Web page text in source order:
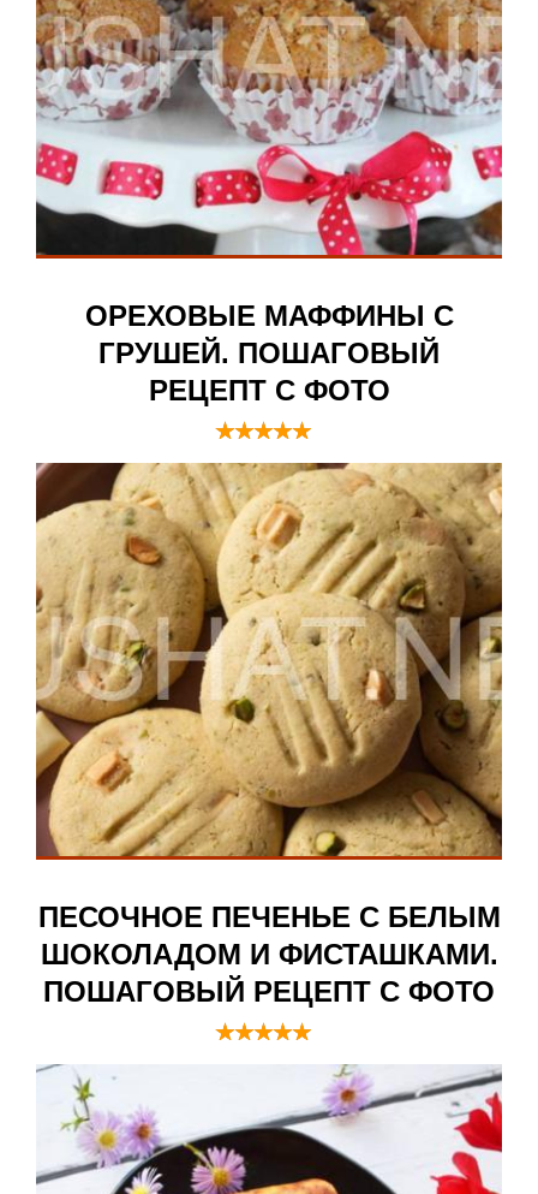
ОРЕХОВЫЕ МАФФИНЫ С
ГРУШЕЙ. ПОШАГОВЫЙ
РЕЦЕПТ С ФОТО
ПЕСОЧНОЕ ПЕЧЕНЬЕ С БЕЛЫМ
ШОКОЛАДОМ И ФИСТАШКАМИ.
ПОШАГОВЫЙ РЕЦЕПТ С ФОТО